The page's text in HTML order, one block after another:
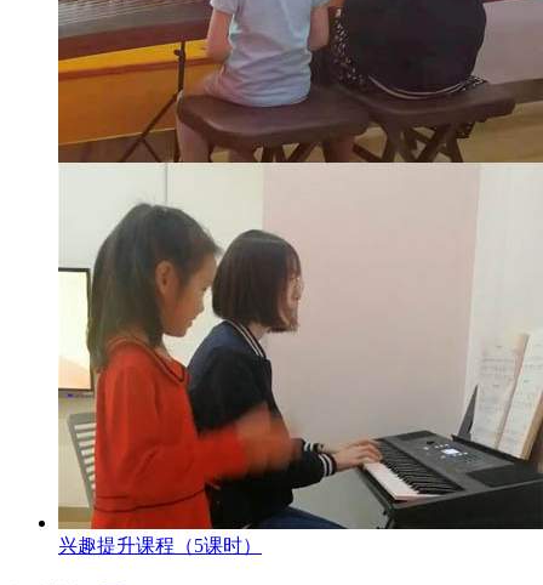
兴趣提升课程（5课时）